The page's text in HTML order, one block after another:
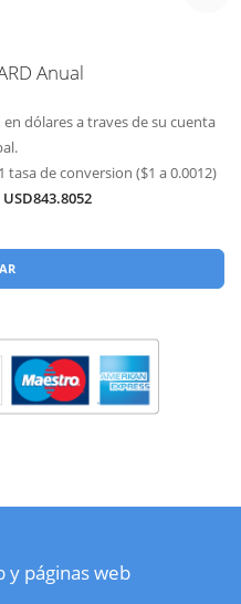
Anual
dólares a traves de su cuenta
de conversion ($1 a 0.0012)
USD843.8052
y páginas web